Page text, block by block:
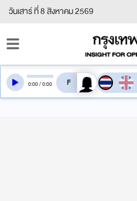
วันเสาร์ ที่ 8 สิงหาคม 2569
0:00/0:00 สลับเสียงอ่าน